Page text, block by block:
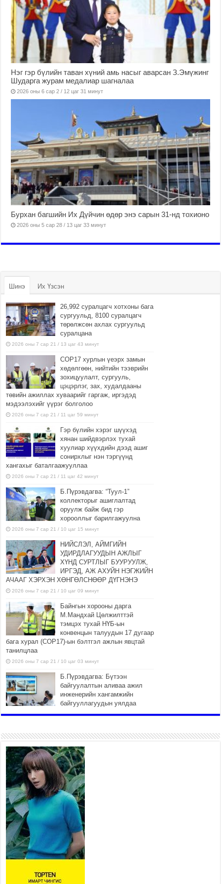
Нэг гэр бүлийн таван хүний амь насыг аварсан З.Эмүжинг
Шударга журам медалиар шагналаа
2026 оны 6 сар 2 / 12 цаг 31 минут
Бурхан багшийн Их Дүйчин өдөр энэ сарын 31-нд тохионо
2026 оны 5 сар 28 / 13 цаг 33 минут
Шинэ Их Үзсэн
26,992 суралцагч хотхоны бага
сургуульд, 8100 суралцагч
төрөлжсөн ахлах сургуульд
суралцана
2026 оны 7 сар 21 / 13 цаг 43 минут
COP17 хурлын үеэрх замын
хөдөлгөөн, нийтийн тээврийн
зохицуулалт, сургууль,
цэцэрлэг, зах, худалдааны
төвийн ажиллах хуваарийг гаргаж, иргэдэд
мэдээлэхийг үүрэг болголоо
2026 оны 7 сар 21 / 11 цаг 59 минут
Гэр бүлийн хэрэг шүүхэд
хянан шийдвэрлэх тухай
хуулиар хүүхдийн дээд ашиг
сонирхлыг нэн тэргүүнд
хангахыг баталгаажууллаа
2026 оны 7 сар 21 / 11 цаг 42 минут
Б.Пүрэвдагва: “Туул-1”
коллекторыг ашиглалтад
оруулж байж бид гэр
хорооллыг барилгажуулна
2026 оны 7 сар 21 / 10 цаг 15 минут
НИЙСЛЭЛ, АЙМГИЙН
УДИРДЛАГУУДЫН АЖЛЫГ
ХҮНД СУРТЛЫГ БУУРУУЛЖ,
ИРГЭД, АЖ АХУЙН НЭГЖИЙН
АЧААГ ХЭРХЭН ХӨНГӨЛСНӨӨР ДҮГНЭНЭ
2026 оны 7 сар 21 / 10 цаг 09 минут
Байнгын хорооны дарга
М.Мандхай Цөлжилттэй
тэмцэх тухай НҮБ-ын
конвенцын талуудын 17 дугаар
бага хурал (СОР17)-ын бэлтгэл ажлын явцтай
танилцлаа
2026 оны 7 сар 21 / 10 цаг 03 минут
Б.Пүрэвдагва: Бүтээн
байгуулалтын аливаа ажил
инженерийн хангамжийн
байгууллагуудын уялдаа
холбоогүйгээс саатах ёсгүй
“Сэлбэ 20 минутын хот”
төслийн анхны 12 давхар
барилгын үндсэн карказ,
цутгалтын ажил дууслаа
2026 оны 7 сар 20 / 17 цаг 17 минут
Мопед, скүүтер, тэдгээртэй
адилтгах үзүүлэлт бүхий
тээврийн хэрэгсэлтэй
холбоотой нийслэлийн засаг
дарга захирамж гаргалаа
2026 оны 7 сар 20 / 17 цаг 11 минут
Төв цэвэрлэх байгууламжид хоногт дунджаар 3
тонн хатуу хог хаягдал ирж байна
2026 оны 7 сар 20 / 12 цаг 06 минут